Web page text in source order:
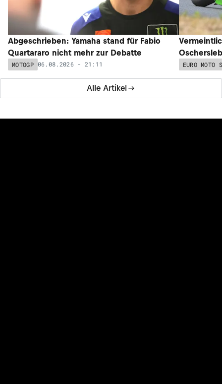
Alle Artikel
Abgeschrieben: Yamaha stand für Fabio
Quartararo nicht mehr zur Debatte
MOTOGP 06.08.2026 - 21:11 EURO MOTO